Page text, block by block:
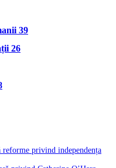
39
26
reforme privind independența